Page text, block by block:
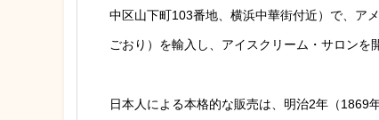
中区山下町103番地、横浜中華街付近）で、ア
ごおり）を輸入し、アイスクリーム・サロンを
日本人による本格的な販売は、明治2年（1869